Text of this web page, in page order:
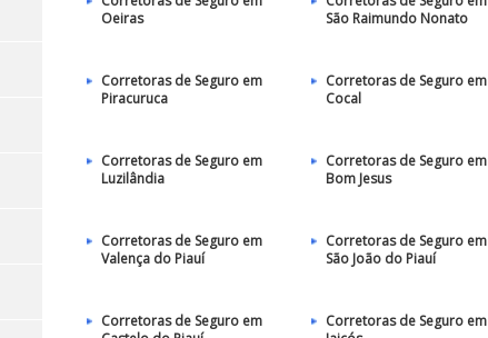
Oeiras
São Raimundo Nonato
Corretoras de Seguro em
Piracuruca
Corretoras de Seguro em
Cocal
Corretoras de Seguro em
Luzilândia
Corretoras de Seguro em
Bom Jesus
Corretoras de Seguro em
Valença do Piauí
Corretoras de Seguro em
São João do Piauí
Corretoras de Seguro em
Corretoras de Seguro em